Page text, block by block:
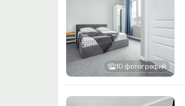
10 фотографий